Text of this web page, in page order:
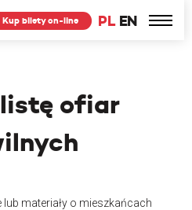
PL EN
Kup bilety on-line
listę ofiar
materiały o mieszkańcach